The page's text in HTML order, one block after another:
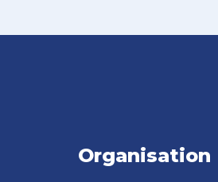
Organisation